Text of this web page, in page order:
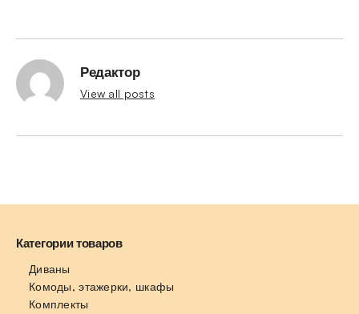
Редактор
View all posts
Категории товаров
Диваны
Комоды, этажерки, шкафы
Комплекты